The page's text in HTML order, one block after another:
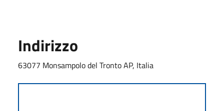
Indirizzo
63077 Monsampolo del Tronto AP, Italia